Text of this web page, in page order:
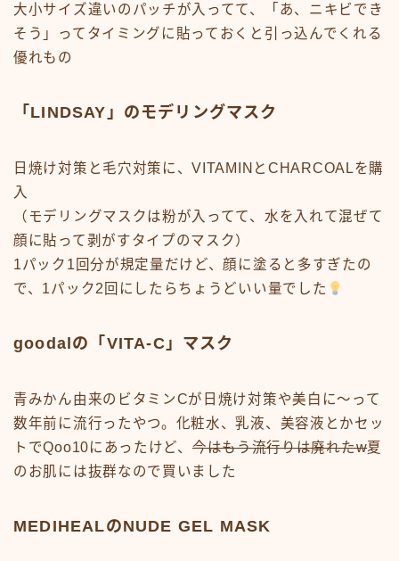
大小サイズ違いのパッチが入ってて、「あ、ニキビでき
そう」ってタイミングに貼っておくと引っ込んでくれる
優れもの
「LINDSAY」のモデリングマスク
日焼け対策と毛穴対策に、VITAMINとCHARCOALを購
入
（モデリングマスクは粉が入ってて、水を入れて混ぜて
顔に貼って剥がすタイプのマスク）
1パック1回分が規定量だけど、顔に塗ると多すぎたの
で、1パック2回にしたらちょうどいい量でした
goodalの「VITA-C」マスク
青みかん由来のビタミンCが日焼け対策や美白に〜って
数年前に流行ったやつ。化粧水、乳液、美容液とかセッ
トでQoo10にあったけど、今はもう流行りは廃れたw夏
のお肌には抜群なので買いました
MEDIHEALのNUDE GEL MASK